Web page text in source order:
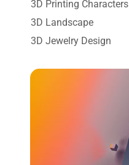
3D Printing Characters
3D Landscape
3D Jewelry Design